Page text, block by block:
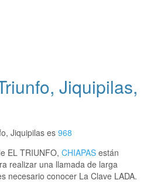
Jiquipilas,
Jiquipilas es 968
EL TRIUNFO, CHIAPAS están
realizar una llamada de larga
necesario conocer La Clave LADA.